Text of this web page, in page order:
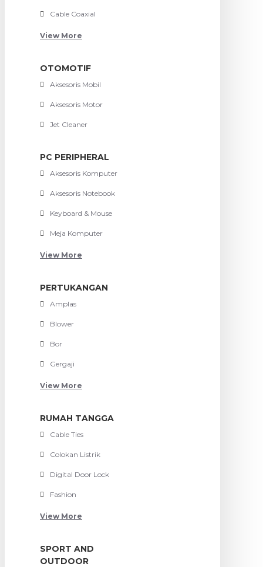
Cable Coaxial
View More
OTOMOTIF
Aksesoris Mobil
Aksesoris Motor
Jet Cleaner
PC PERIPHERAL
Aksesoris Komputer
Aksesoris Notebook
Keyboard & Mouse
Meja Komputer
View More
PERTUKANGAN
Amplas
Blower
Bor
Gergaji
View More
RUMAH TANGGA
Cable Ties
Colokan Listrik
Digital Door Lock
Fashion
View More
SPORT AND
OUTDOOR